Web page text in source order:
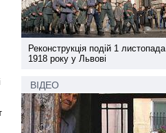
Реконструкція подій 1 листопада
1918 року у Львові
ВІДЕО